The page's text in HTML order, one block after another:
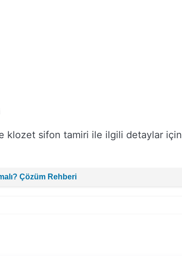
klozet sifon tamiri ile ilgili detaylar için
Çözüm Rehberi